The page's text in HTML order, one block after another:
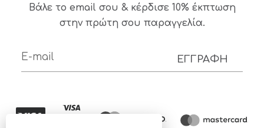
Βάλε το email σου & κέρδισε 10% έκπτωση
στην πρώτη σου παραγγελία.
ΕΓΓΡΑΦΗ